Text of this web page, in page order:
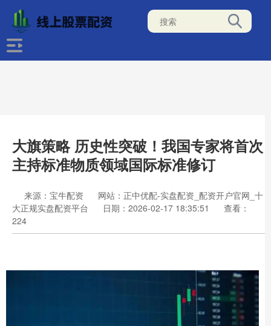
大旗策略 历史性突破！我国专家将首次
主持标准物质领域国际标准修订
来源：宝牛配资
网站：正中优配-实盘配资_配资开户官网_十
大正规实盘配资平台
日期：2026-02-17 18:35:51
查看：
224